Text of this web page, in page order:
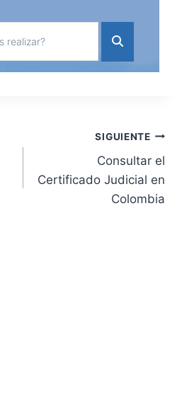
SIGUIENTE
Consultar el
Certificado Judicial en
Colombia